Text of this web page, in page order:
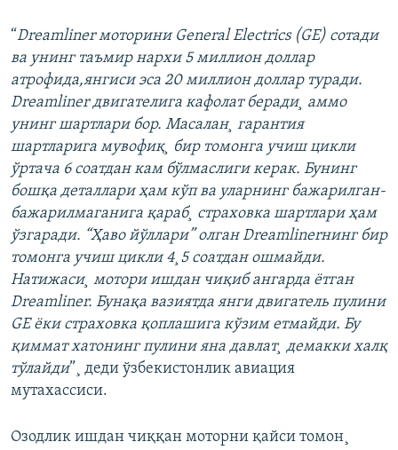
“Dreamliner моторини General Electrics (GE) сотади
ва унинг таъмир нархи 5 миллион доллар
атрофида,янгиси эса 20 миллион доллар туради.
Dreamliner двигателига кафолат беради¸ аммо
унинг шартлари бор. Масалан¸ гарантия
шартларига мувофиқ¸ бир томонга учиш цикли
ўртача 6 соатдан кам бўлмаслиги керак. Бунинг
бошқа деталлари ҳам кўп ва уларнинг бажарилган-
бажарилмаганига қараб¸ страховка шартлари ҳам
ўзгаради. “Ҳаво йўллари” олган Dreamlinerнинг бир
томонга учиш цикли 4¸5 соатдан ошмайди.
Натижаси¸ мотори ишдан чиқиб ангарда ëтган
Dreamliner. Бунақа вазиятда янги двигатель пулини
GE ëки страховка қоплашига кўзим етмайди. Бу
қиммат хатонинг пулини яна давлат¸ демакки халқ
тўлайди”¸ деди ўзбекистонлик авиация
мутахассиси.
Озодлик ишдан чиққан моторни қайси томон¸